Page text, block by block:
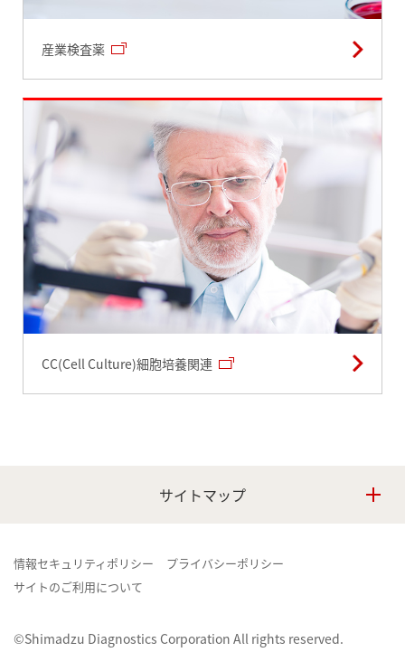
産業検査薬
CC(Cell Culture)細胞培養関連
サイトマップ
情報セキュリティポリシー
プライバシーポリシー
サイトのご利用について
©Shimadzu Diagnostics Corporation All rights reserved.